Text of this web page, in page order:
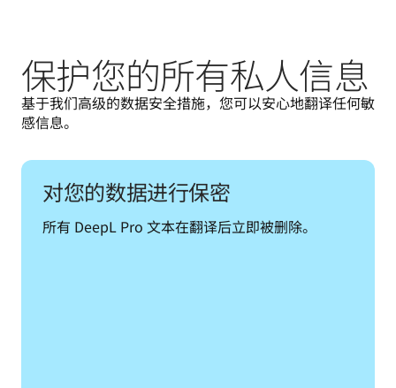
保护您的所有私人信息
基于我们高级的数据安全措施，您可以安心地翻译任何敏
感信息。
对您的数据进行保密
所有 DeepL Pro 文本在翻译后立即被删除。